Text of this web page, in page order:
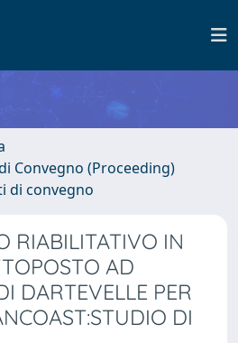
Convegno (Proceeding)
di convegno
RIABILITATIVO IN
AD
DARTEVELLE PER
DI